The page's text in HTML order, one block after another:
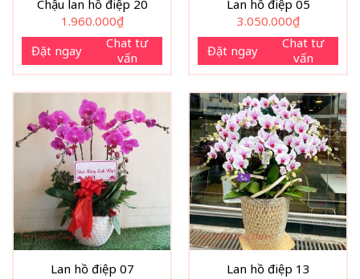
Chậu lan hồ điệp 20
1.960.000₫
Đặt ngay
Chat tư
vấn
Lan hồ điệp 05
3.050.000₫
Đặt ngay
Chat tư
vấn
Lan hồ điệp 07
Lan hồ điệp 13